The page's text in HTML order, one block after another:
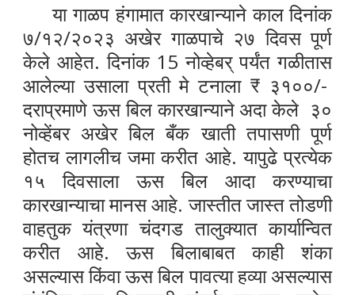
या गाळप हंगामात कारखान्याने काल दिनांक
७/१२/२०२३ अखेर गाळपाचे २७ दिवस पूर्ण
केले आहेत. दिनांक 15 नोव्हेबर् पर्यंत गळीतास
आलेल्या उसाला प्रती मे टनाला ₹ ३१००/-
दराप्रमाणे ऊस बिल कारखान्याने अदा केले ३०
नोव्हेंबर अखेर बिल बँक खाती तपासणी पूर्ण
होतच लागलीच जमा करीत आहे. यापुढे प्रत्येक
१५ दिवसाला ऊस बिल आदा करण्याचा
कारखान्याचा मानस आहे. जास्तीत जास्त तोडणी
वाहतुक यंत्रणा चंदगड तालुक्यात कार्यान्वित
करीत आहे. ऊस बिलाबाबत काही शंका
असल्यास किंवा ऊस बिल पावत्या हव्या असल्यास